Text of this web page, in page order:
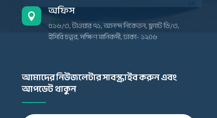
 অফিস
৫১৬/৩, টাওয়ার ৭১, আনন্দ নিকেতন, ফ্ল্যাট ডি/৩,
ইসিবি চত্বর, দক্ষিণ মানিকদী, ঢাকা- ১২০৬
আমাদের নিউজলেটার সাবস্ক্রাইব করুন এবং
আপডেট থাকুন